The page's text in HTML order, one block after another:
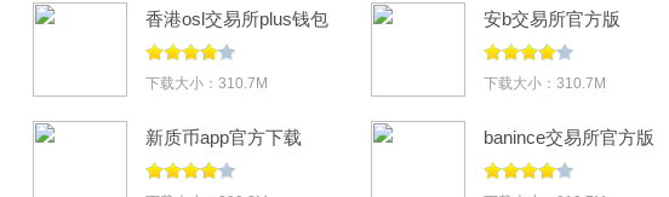
香港osl交易所plus钱包
v3.18.4手机版
下载大小：310.7M
安b交易所官方版
v3.18.4安卓版
下载大小：310.7M
新质币app官方下载
v6.183.0
banince交易所官方版
v3.18.4